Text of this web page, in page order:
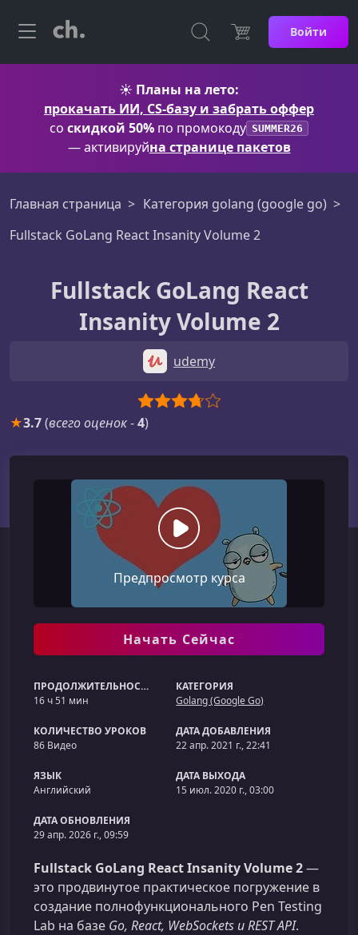
Войти
☀️ Планы на лето:
прокачать ИИ, CS-базу и забрать оффер
со скидкой 50% по промокоду SUMMER26
— активируйна странице пакетов
Главная страница
Категория golang (google go)
Fullstack GoLang React Insanity Volume 2
Fullstack GoLang React
Insanity Volume 2
udemy
★3.7(всего оценок-4)
Предпросмотр курса
Начать Сейчас
ПРОДОЛЖИТЕЛЬНОСТЬ
16 ч 51 мин
КАТЕГОРИЯ
Golang (Google Go)
КОЛИЧЕСТВО УРОКОВ
86 Видео
ДАТА ДОБАВЛЕНИЯ
22 апр. 2021 г., 22:41
ЯЗЫК
Английский
ДАТА ВЫХОДА
15 июл. 2020 г., 03:00
ДАТА ОБНОВЛЕНИЯ
29 апр. 2026 г., 09:59
Fullstack GoLang React Insanity Volume 2—
это продвинутое практическое погружение в
создание полнофункционального Pen Testing
Lab на базе Go, React, WebSockets и REST API.